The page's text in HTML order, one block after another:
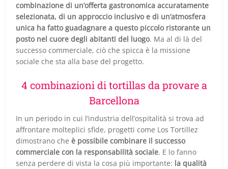
combinazione di un’offerta gastronomica accuratamente
selezionata, di un approccio inclusivo e di un’atmosfera
unica ha fatto guadagnare a questo piccolo ristorante un
posto nel cuore degli abitanti del luogo. Ma al di là del
successo commerciale, ciò che spicca è la missione
sociale che sta alla base del progetto.
4 combinazioni di tortillas da provare a
Barcellona
In un periodo in cui l’industria dell’ospitalità si trova ad
affrontare molteplici sfide, progetti come Los Tortillez
dimostrano cheè possibile combinare il successo
commerciale con la responsabilità sociale. E lo fanno
senza perdere di vista la cosa più importante: la qualità